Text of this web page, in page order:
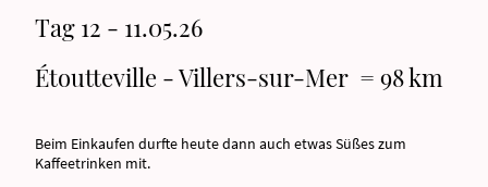
Tag 12 - 11.05.26
Étoutteville - Villers-sur-Mer = 98 km
Beim Einkaufen durfte heute dann auch etwas Süßes zum
Kaffeetrinken mit.